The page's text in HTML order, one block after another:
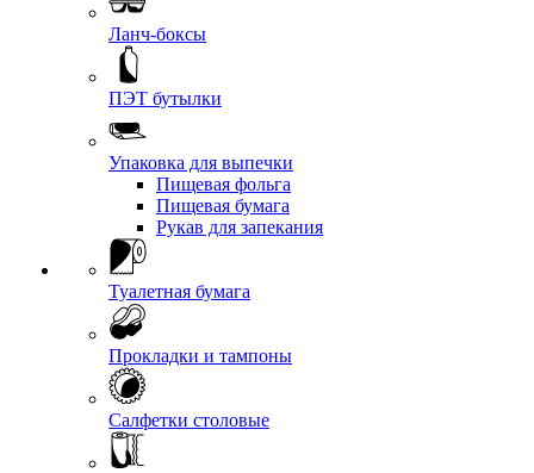
Ланч-боксы
ПЭТ бутылки
Упаковка для выпечки
Пищевая фольга
Пищевая бумага
Рукав для запекания
Туалетная бумага
Прокладки и тампоны
Салфетки столовые